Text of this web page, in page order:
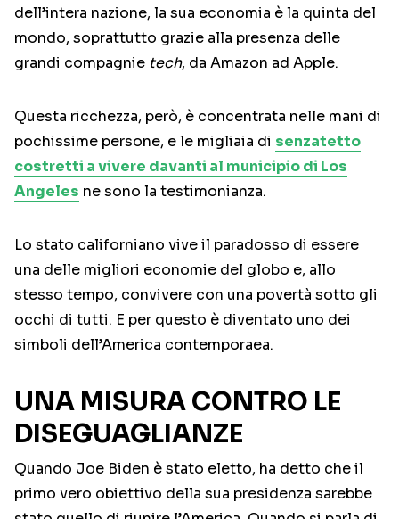
dell’intera nazione, la sua economia è la quinta del
mondo, soprattutto grazie alla presenza delle
grandi compagnie tech, da Amazon ad Apple.
Questa ricchezza, però, è concentrata nelle mani di
pochissime persone, e le migliaia di senzatetto
costretti a vivere davanti al municipio di Los
Angeles ne sono la testimonianza.
Lo stato californiano vive il paradosso di essere
una delle migliori economie del globo e, allo
stesso tempo, convivere con una povertà sotto gli
occhi di tutti. E per questo è diventato uno dei
simboli dell’America contemporaea.
UNA MISURA CONTRO LE
DISEGUAGLIANZE
Quando Joe Biden è stato eletto, ha detto che il
primo vero obiettivo della sua presidenza sarebbe